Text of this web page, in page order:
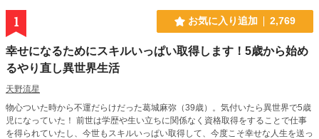
1 お気に入り追加 2,769
幸せになるためにスキルいっぱい取得します！5歳から始め
るやり直し異世界生活
天野流星
物心ついた時から不運だらけだった葛城麻弥（39歳）。気付いたら異世界で5歳
児になっていた！ 前世は学歴や生い立ちに関係なく資格取得をすることで仕事
を得られていたし、今世もスキルいっぱい取得して、今度こそ幸せな人生を送っ